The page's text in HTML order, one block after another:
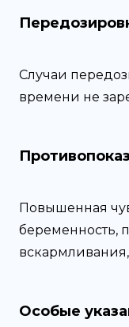
Случаи
времени не
Повышенная
беременность,
вскармливания,
Особые